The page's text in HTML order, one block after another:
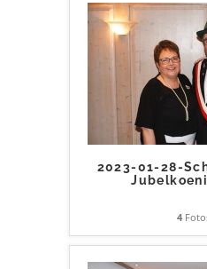
2023-01-28-
4